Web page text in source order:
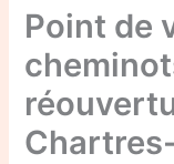
Point de